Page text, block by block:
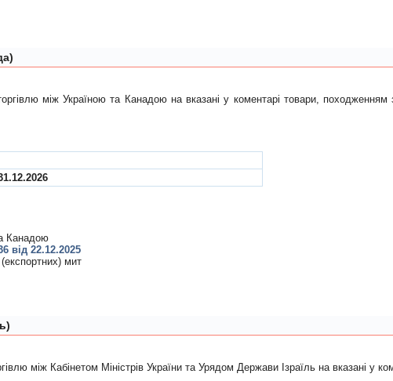
мiж Україною та Канадою на вказані у коментарі товари, походженням
Канадою
від 22.12.2025
мит
мiж Кабінетом Міністрів України та Урядом Держави Ізраїль на вказані у